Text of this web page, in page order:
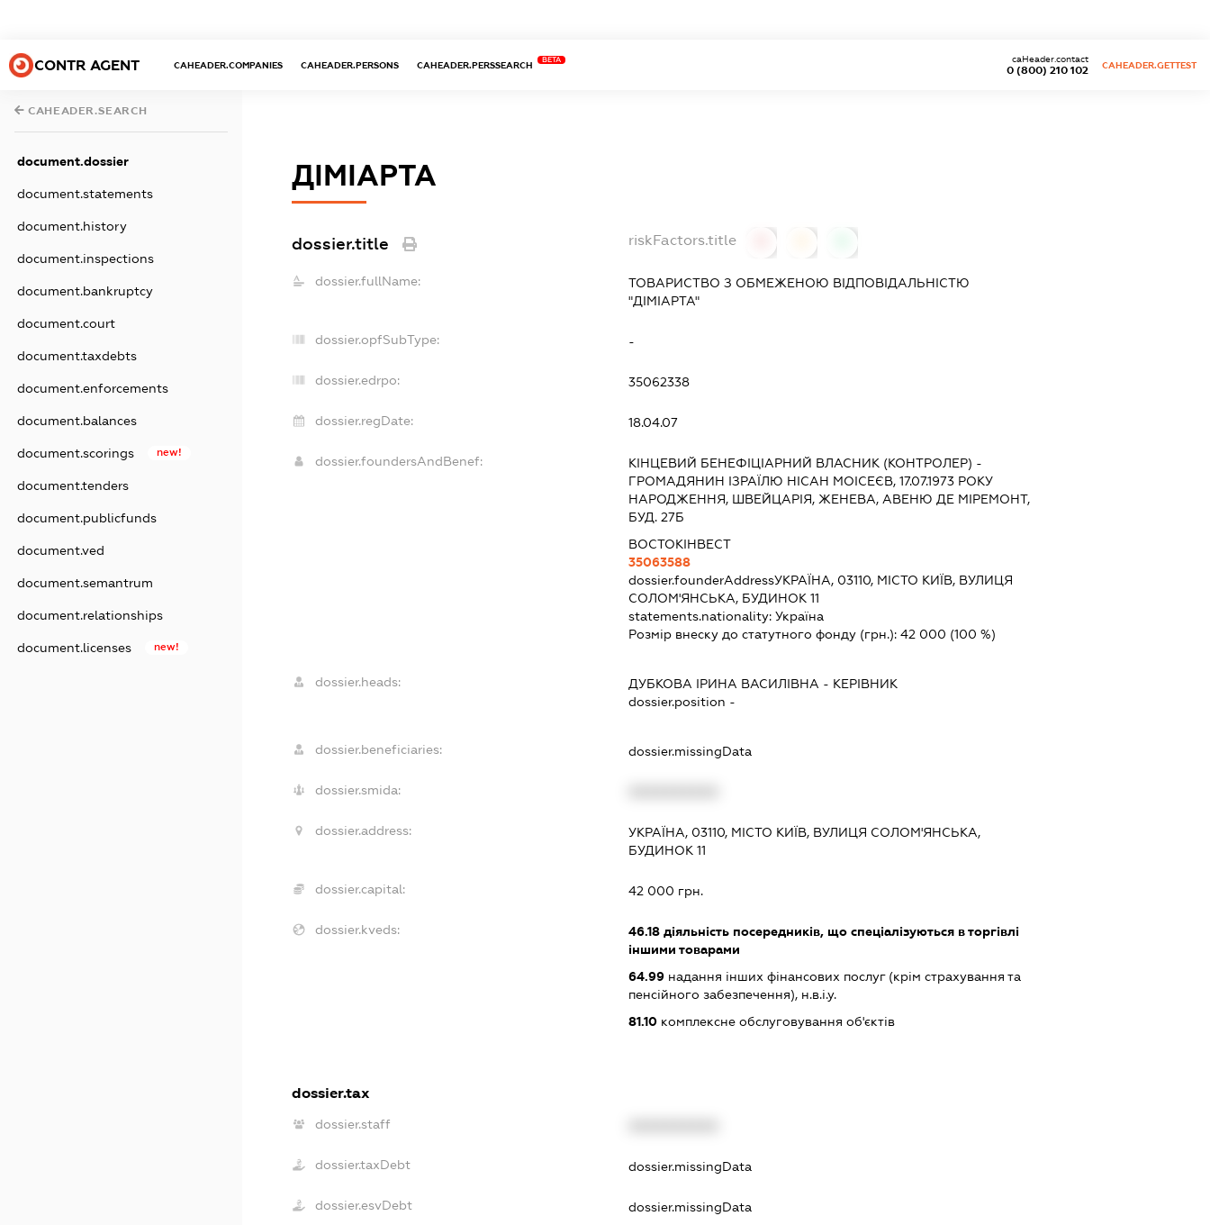
CONTR AGENT CAHEADER.COMPANIES CAHEADER.PERSONS CAHEADER.PERSSEARCH
BETA
0 (800) 210 102
caHeader.contact
CAHEADER.GETTEST
CAHEADER.SEARCH
document.dossier
document.statements
document.history
document.inspections
document.bankruptcy
document.court
document.taxdebts
document.enforcements
document.balances
document.scorings new!
document.tenders
document.publicfunds
document.ved
document.semantrum
document.relationships
document.licenses new!
ДІМІАРТА
dossier.title riskFactors.title
dossier.fullName:
ТОВАРИСТВО З ОБМЕЖЕНОЮ ВІДПОВІДАЛЬНІСТЮ
"ДІМІАРТА"
dossier.opfSubType: -
dossier.edrpo: 35062338
dossier.regDate: 18.04.07
dossier.foundersAndBenef:
КІНЦЕВИЙ БЕНЕФІЦІАРНИЙ ВЛАСНИК (КОНТРОЛЕР) -
ГРОМАДЯНИН ІЗРАЇЛЮ НІСАН МОІСЕЄВ, 17.07.1973 РОКУ
НАРОДЖЕННЯ, ШВЕЙЦАРІЯ, ЖЕНЕВА, АВЕНЮ ДЕ МІРЕМОНТ,
БУД. 27Б
ВОСТОКІНВЕСТ
35063588
dossier.founderAddressУКРАЇНА, 03110, МІСТО КИЇВ, ВУЛИЦЯ
СОЛОМ'ЯНСЬКА, БУДИНОК 11
statements.nationality: Україна
Розмір внеску до статутного фонду (грн.): 42 000 (100 %)
dossier.heads: ДУБКОВА ІРИНА ВАСИЛІВНА - КЕРІВНИК
dossier.position -
dossier.beneficiaries: dossier.missingData
dossier.smida:
dossier.address:
УКРАЇНА, 03110, МІСТО КИЇВ, ВУЛИЦЯ СОЛОМ'ЯНСЬКА,
БУДИНОК 11
dossier.capital: 42 000 грн.
dossier.kveds: 46.18діяльність посередників, що спеціалізуються в торгівлі
іншими товарами
64.99надання інших фінансових послуг (крім страхування та
пенсійного забезпечення), н.в.і.у.
81.10комплексне обслуговування об'єктів
dossier.tax
dossier.staff
dossier.taxDebt dossier.missingData
dossier.esvDebt dossier.missingData